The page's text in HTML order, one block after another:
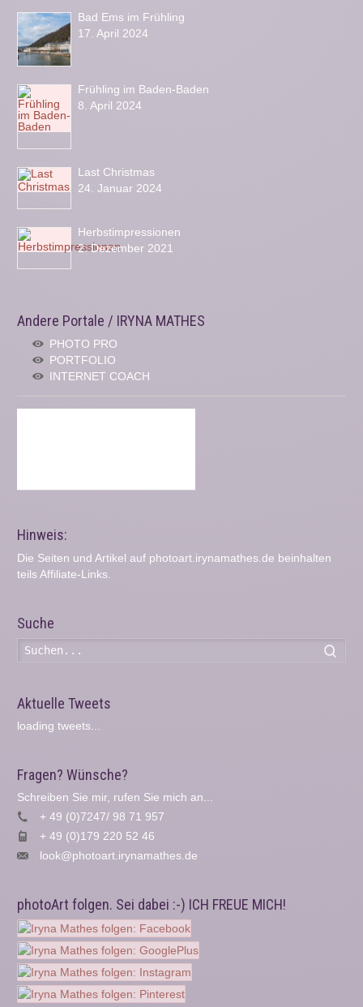
Bad Ems im Frühling
17. April 2024
Frühling im Baden-Baden
8. April 2024
Last Christmas
24. Januar 2024
Herbstimpressionen
2. Dezember 2021
Andere Portale / IRYNA MATHES
PHOTO PRO
PORTFOLIO
INTERNET COACH
Hinweis:
Die Seiten und Artikel auf photoart.irynamathes.de beinhalten
teils Affiliate-Links.
Suche
Aktuelle Tweets
loading tweets...
Fragen? Wünsche?
Schreiben Sie mir, rufen Sie mich an...
+ 49 (0)7247/ 98 71 957
+ 49 (0)179 220 52 46
look@photoart.irynamathes.de
photoArt folgen. Sei dabei :-) ICH FREUE MICH!